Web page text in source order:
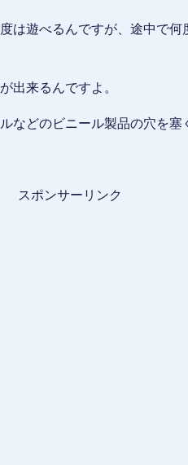
は遊べるんですが、途中で
出来るんですよ。
などのビニール製品の穴を塞
スポンサーリンク